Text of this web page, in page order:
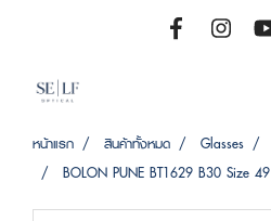
หน้าแรก สินค้าทั้งหมด Glasses
BOLON PUNE BT1629 B30 Size 49